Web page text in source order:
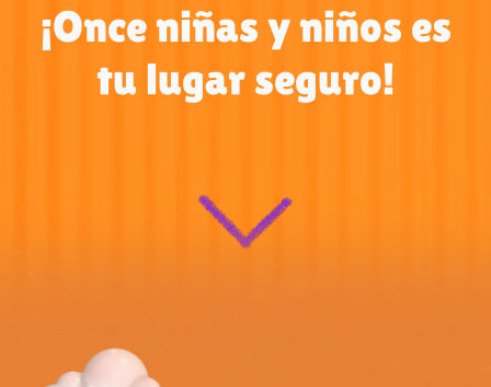
¡Once niñas y niños es
tu lugar seguro!